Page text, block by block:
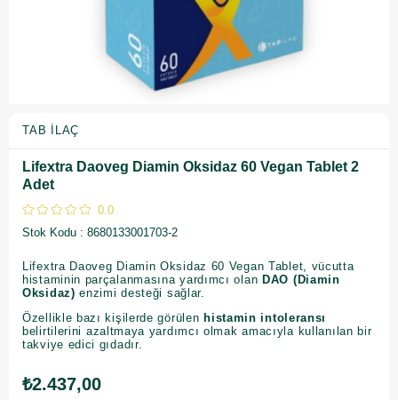
TAB İLAÇ
Lifextra Daoveg Diamin Oksidaz 60 Vegan Tablet 2
Adet
0.0
Stok Kodu
8680133001703-2
Lifextra Daoveg Diamin Oksidaz 60 Vegan Tablet, vücutta
histaminin parçalanmasına yardımcı olan DAO (Diamin
Oksidaz) enzimi desteği sağlar.
Özellikle bazı kişilerde görülen histamin intoleransı
belirtilerini azaltmaya yardımcı olmak amacıyla kullanılan bir
takviye edici gıdadır.
₺2.437,00